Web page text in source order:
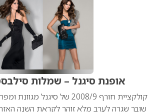
אופנת סיגנל – שמלות סילבסטר
קולקציית חורף 2008/9 של
שובר שגרה לערב מלא זוהר לקראת השנה